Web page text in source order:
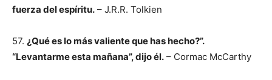
fuerza del espíritu. – J.R.R. Tolkien
57. ¿Qué es lo más valiente que has hecho?”.
“Levantarme esta mañana”, dijo él. – Cormac McCarthy